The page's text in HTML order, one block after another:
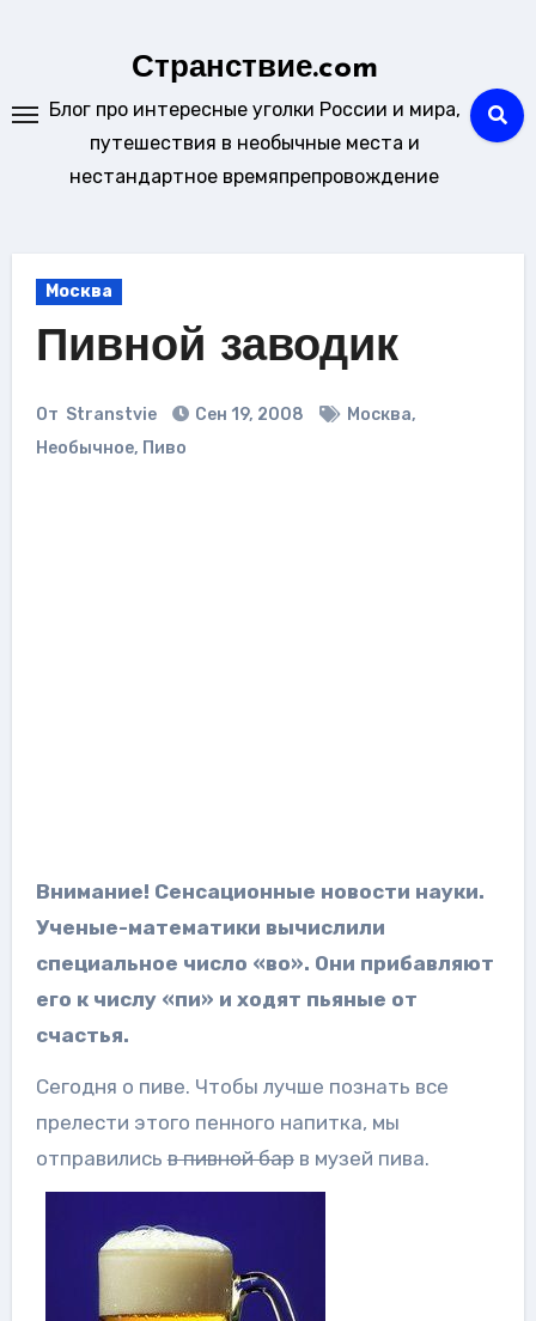
Странствие.com
Блог про интересные уголки России и мира,
путешествия в необычные места и
нестандартное времяпрепровождение
Москва
Пивной заводик
От Stranstvie Сен 19, 2008 Москва,
Необычное, Пиво
Внимание! Сенсационные новости науки.
Ученые-математики вычислили
специальное число «во». Они прибавляют
его к числу «пи» и ходят пьяные от
счастья.
Сегодня о пиве. Чтобы лучше познать все
прелести этого пенного напитка, мы
отправилисьв пивной барв музей пива.